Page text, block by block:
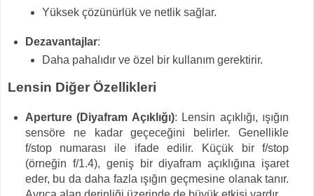
Yüksek çözünürlük ve netlik sağlar.
Dezavantajlar:
Daha pahalıdır ve özel bir kullanım gerektirir.
Lensin Diğer Özellikleri
Aperture (Diyafram Açıklığı): Lensin açıklığı, ışığın
sensöre ne kadar geçeceğini belirler. Genellikle
f/stop numarası ile ifade edilir. Küçük bir f/stop
(örneğin f/1.4), geniş bir diyafram açıklığına işaret
eder, bu da daha fazla ışığın geçmesine olanak tanır.